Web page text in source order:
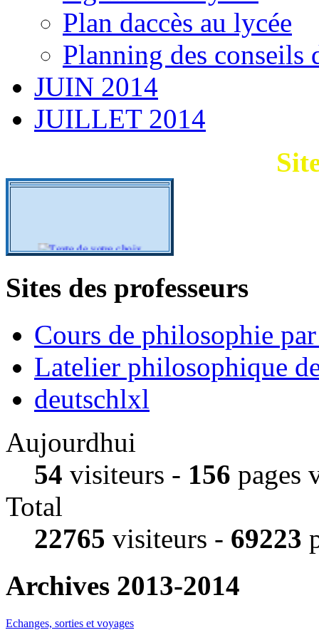
Plan daccès au lycée
Planning des conseils
JUIN 2014
JUILLET 2014
Sites des professeurs
Cours de philosophie
Latelier philosophique
deutschlxl
Aujourdhui
54 visiteurs - 156 pages
Total
22765 visiteurs - 69223
Archives 2013-2014
Echanges, sorties et voyages